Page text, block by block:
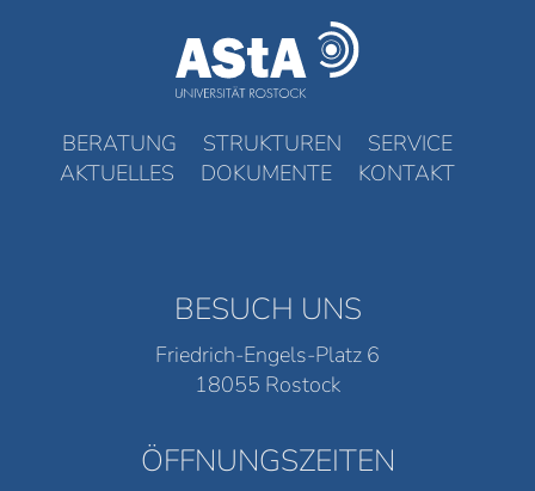
BERATUNG STRUKTUREN
SERVICE
AKTUELLES
DOKUMENTE KONTAKT
BESUCH UNS
Friedrich-Engels-Platz 6
18055 Rostock
ÖFFNUNGSZEITEN